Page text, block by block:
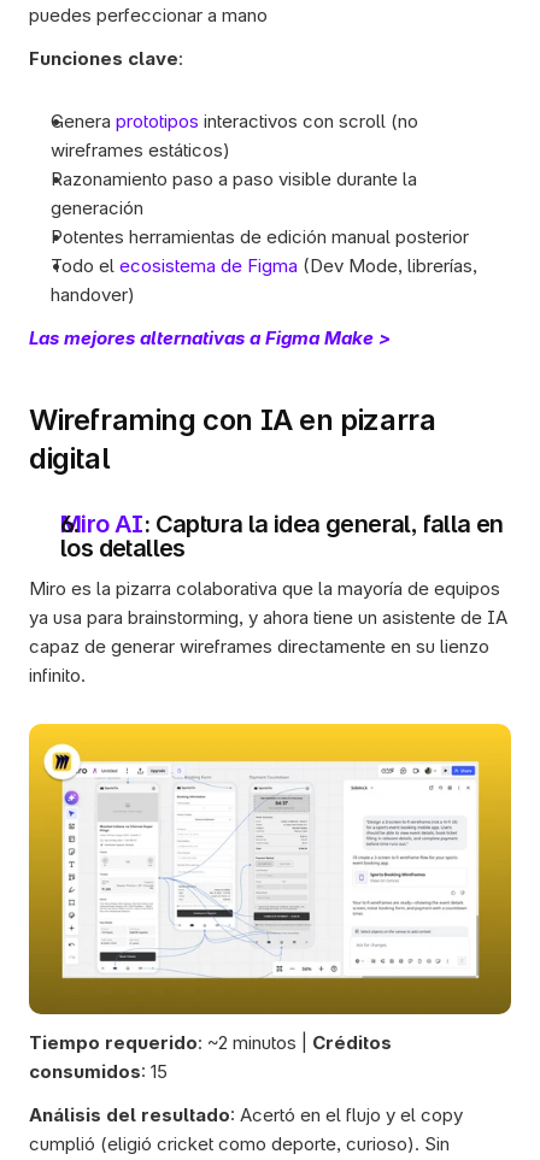
puedes perfeccionar a mano
Funciones clave:
Genera prototipos interactivos con scroll (no
wireframes estáticos)
Razonamiento paso a paso visible durante la
generación
Potentes herramientas de edición manual posterior
Todo el ecosistema de Figma (Dev Mode, librerías,
handover)
Las mejores alternativas a Figma Make >
Wireframing con IA en pizarra
digital
Miro AI: Captura la idea general, falla en
los detalles
Miro es la pizarra colaborativa que la mayoría de equipos
ya usa para brainstorming, y ahora tiene un asistente de IA
capaz de generar wireframes directamente en su lienzo
infinito.
Tiempo requerido: ~2 minutos | Créditos
consumidos: 15
Análisis del resultado: Acertó en el flujo y el copy
cumplió (eligió cricket como deporte, curioso). Sin